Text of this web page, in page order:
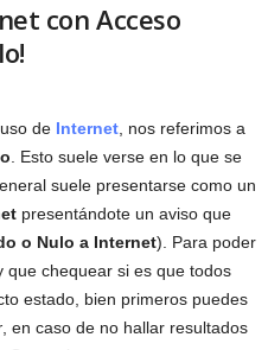
con Acceso
de Internet , nos referimos a
. Esto suele verse en lo que se
suele presentarse como un
presentándote un aviso que
o Nulo a Internet). Para poder
que chequear si es que todos
estado, bien primeros puedes
, en caso de no hallar resultados